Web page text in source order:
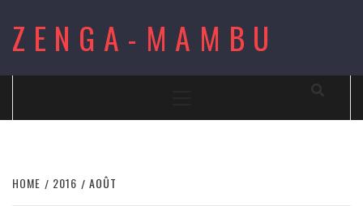
content
ZENGA-MAMBU
HOME 2016 AOÛT